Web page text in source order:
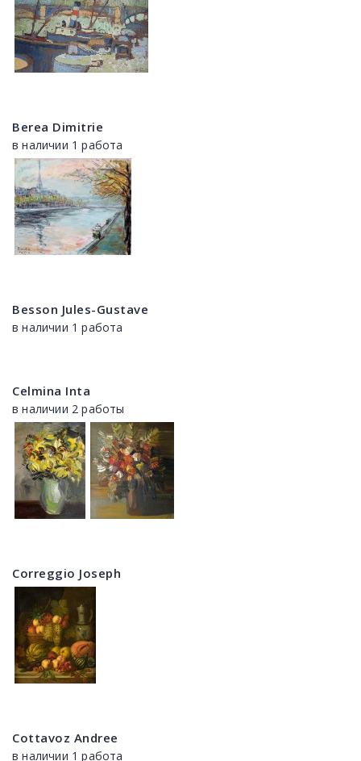
Berea Dimitrie
в наличии 1 работа
Besson Jules-Gustave
в наличии 1 работа
Celmina Inta
в наличии 2 работы
Correggio Joseph
Cottavoz Andree
в наличии 1 работа